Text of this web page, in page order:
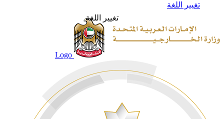
تغيير اللغة
تغيير اللغة
Logo